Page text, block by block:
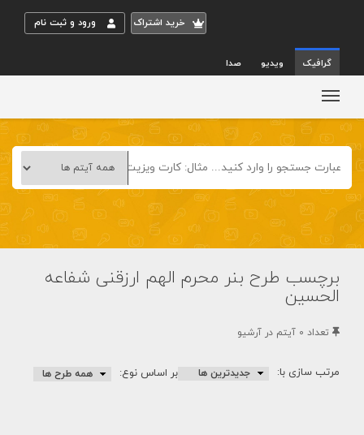
خريد اشتراک ورود و ثبت نام
گرافیک ویدیو صدا
برچسب طرح بنر محرم الهم ارزقنی شفاعه
الحسین
تعداد 0 آيتم در آرشيو
مرتب سازی با: بر اساس نوع: